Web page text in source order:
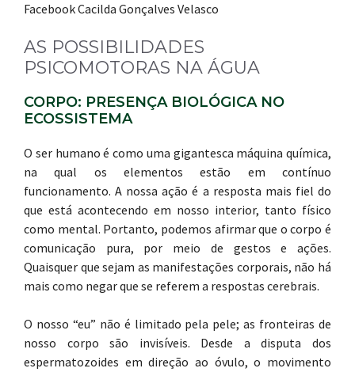
Facebook Cacilda Gonçalves Velasco
AS POSSIBILIDADES
PSICOMOTORAS NA ÁGUA
CORPO: PRESENÇA BIOLÓGICA NO
ECOSSISTEMA
O ser humano é como uma gigantesca máquina química,
na qual os elementos estão em contínuo
funcionamento. A nossa ação é a resposta mais fiel do
que está acontecendo em nosso interior, tanto físico
como mental. Portanto, podemos afirmar que o corpo é
comunicação pura, por meio de gestos e ações.
Quaisquer que sejam as manifestações corporais, não há
mais como negar que se referem a respostas cerebrais.
O nosso “eu” não é limitado pela pele; as fronteiras de
nosso corpo são invisíveis. Desde a disputa dos
espermatozoides em direção ao óvulo, o movimento